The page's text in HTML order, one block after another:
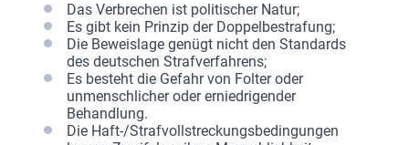
Das Verbrechen ist politischer Natur;
Es gibt kein Prinzip der Doppelbestrafung;
Die Beweislage genügt nicht den Standards
des deutschen Strafverfahrens;
Es besteht die Gefahr von Folter oder
unmenschlicher oder erniedrigender
Behandlung.
Die Haft-/Strafvollstreckungsbedingungen